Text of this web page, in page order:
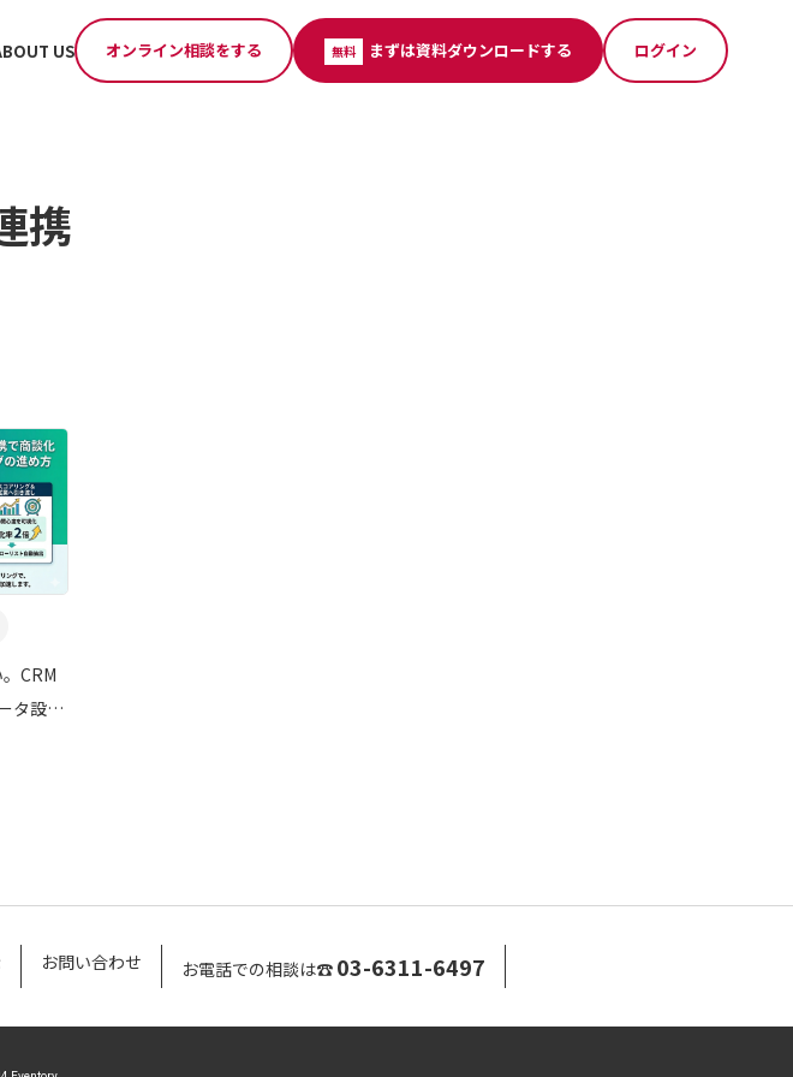
US オンライン相談をする 無料 まずは資料ダウンロードする ログイン
携
CRM
タ設計
お問い合わせ お電話での相談は☎ 03-6311-6497